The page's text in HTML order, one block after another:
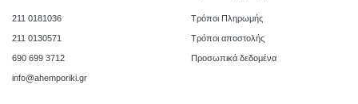
211 0181036
211 0130571
690 699 3712
info@ahemporiki.gr
Τρόποι Πληρωμής
Τρόποι αποστολής
Προσωπικά δεδομένα